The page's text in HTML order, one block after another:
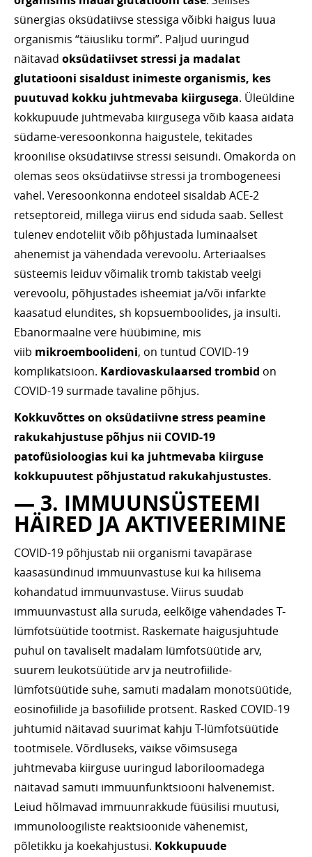
sünergias oksüdatiivse stessiga võibki haigus luua
organismis “täiusliku tormi”. Paljud uuringud
näitavad oksüdatiivset stressi ja madalat
glutatiooni sisaldust inimeste organismis, kes
puutuvad kokku juhtmevaba kiirgusega. Üleüldine
kokkupuude juhtmevaba kiirgusega võib kaasa aidata
südame-veresoonkonna haigustele, tekitades
kroonilise oksüdatiivse stressi seisundi. Omakorda on
olemas seos oksüdatiivse stressi ja trombogeneesi
vahel. Veresoonkonna endoteel sisaldab ACE-2
retseptoreid, millega viirus end siduda saab. Sellest
tulenev endoteliit võib põhjustada luminaalset
ahenemist ja vähendada verevoolu. Arteriaalses
süsteemis leiduv võimalik tromb takistab veelgi
verevoolu, põhjustades isheemiat ja/või infarkte
kaasatud elundites, sh kopsuemboolides, ja insulti.
Ebanormaalne vere hüübimine, mis
viib mikroemboolideni, on tuntud COVID-19
komplikatsioon. Kardiovaskulaarsed trombid on
COVID-19 surmade tavaline põhjus.
Kokkuvõttes on oksüdatiivne stress peamine
rakukahjustuse põhjus nii COVID-19
patofüsioloogias kui ka juhtmevaba kiirguse
kokkupuutest põhjustatud rakukahjustustes.
— 3. IMMUUNSÜSTEEMI
HÄIRED JA AKTIVEERIMINE
COVID-19 põhjustab nii organismi tavapärase
kaasasündinud immuunvastuse kui ka hilisema
kohandatud immuunvastuse. Viirus suudab
immuunvastust alla suruda, eelkõige vähendades T-
lümfotsüütide tootmist. Raskemate haigusjuhtude
puhul on tavaliselt madalam lümfotsüütide arv,
suurem leukotsüütide arv ja neutrofiilide-
lümfotsüütide suhe, samuti madalam monotsüütide,
eosinofiilide ja basofiilide protsent. Rasked COVID-19
juhtumid näitavad suurimat kahju T-lümfotsüütide
tootmisele. Võrdluseks, väikse võimsusega
juhtmevaba kiirguse uuringud laboriloomadega
näitavad samuti immuunfunktsiooni halvenemist.
Leiud hõlmavad immuunrakkude füüsilisi muutusi,
immunoloogiliste reaktsioonide vähenemist,
põletikku ja koekahjustusi. Kokkupuude